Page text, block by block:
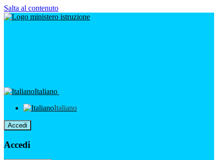
Salta al contenuto
Italiano
Italiano
Accedi
Accedi